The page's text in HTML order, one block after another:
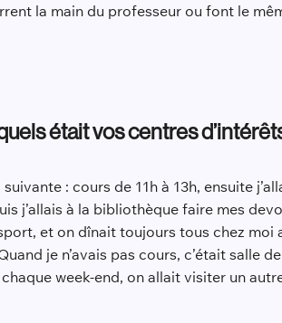
la main du professeur ou font le
était vos centres
: cours de 11h à 13h, ensuite
j’allais à la bibliothèque faire mes
et on dînait toujours tous chez
je n’avais pas cours, c’était salle
week-end, on allait visiter un